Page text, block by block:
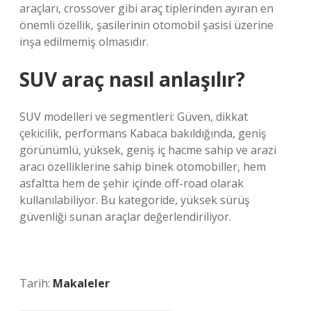
araçları, crossover gibi araç tiplerinden ayıran en
önemli özellik, şasilerinin otomobil şasisi üzerine
inşa edilmemiş olmasıdır.
SUV araç nasıl anlaşılır?
SUV modelleri ve segmentleri: Güven, dikkat
çekicilik, performans Kabaca bakıldığında, geniş
görünümlü, yüksek, geniş iç hacme sahip ve arazi
aracı özelliklerine sahip binek otomobiller, hem
asfaltta hem de şehir içinde off-road olarak
kullanılabiliyor. Bu kategoride, yüksek sürüş
güvenliği sunan araçlar değerlendiriliyor.
Tarih: Makaleler